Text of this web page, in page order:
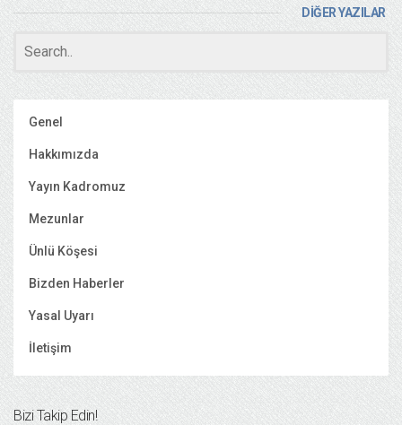
DİĞER YAZILAR
Genel
Hakkımızda
Yayın Kadromuz
Mezunlar
Ünlü Köşesi
Bizden Haberler
Yasal Uyarı
İletişim
Bizi Takip Edin!